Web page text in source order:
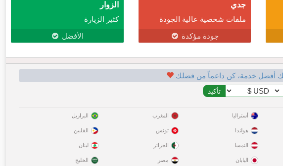
جدي
ملفات شخصية عالية الجودة
جودة مؤكدة
الزوار
كثير الزيارة
الأفضل
أفضل خدمة، كن داعماً من فضلك
أستراليا
هولندا
النمسا
اليابان
المغرب
تونس
الجزائر
مصر
البرازيل
الفلبين
لبنان
الخليج